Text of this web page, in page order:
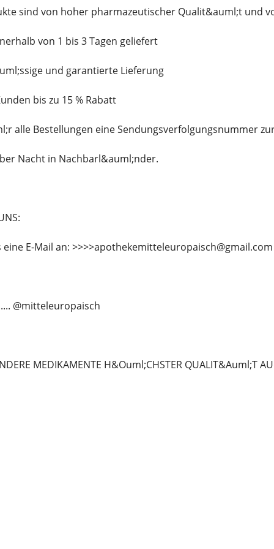
sind von hoher pharmazeutischer Qualit&auml;t und
von 1 bis 3 Tagen geliefert
und garantierte Lieferung
bis zu 15 % Rabatt
alle Bestellungen eine Sendungsverfolgungsnummer
Nacht in Nachbarl&auml;nder.
E-Mail an: >>>>apothekemitteleuropaisch@gmail.com
@mitteleuropaisch
MEDIKAMENTE H&Ouml;CHSTER QUALIT&Auml;T